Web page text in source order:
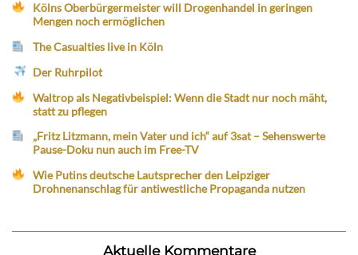
Kölns Oberbürgermeister will Drogenhandel in geringen
Mengen noch ermöglichen
The Casualties live in Köln
Der Ruhrpilot
Waltrop als Negativbeispiel: Wenn die Stadt nur noch mäht,
statt zu pflegen
„Fritz Litzmann, mein Vater und ich“ auf 3sat – Sehenswerte
Pause-Doku nun auch im Free-TV
Wie Putins deutsche Lautsprecher den Leipziger
Drohnenanschlag für antiwestliche Propaganda nutzen
Aktuelle Kommentare